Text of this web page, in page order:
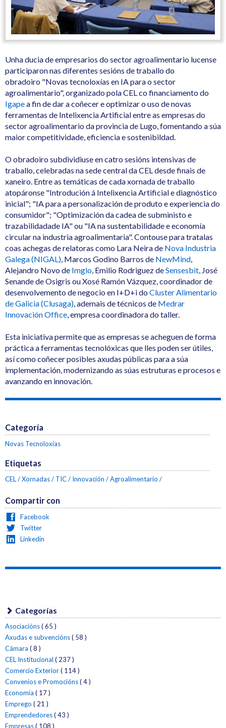
Unha ducia de empresarios do sector agroalimentario lucense
participaron nas diferentes sesións de traballo do
obradoiro "Novas tecnoloxías en IA para o sector
agroalimentario", organizado pola CEL co financiamento do
Igapea fin de dar a coñecer e optimizar o uso de novas
ferramentas de Intelixencia Artificial entre as empresas do
sector agroalimentario da provincia de Lugo, fomentando a súa
maior competitividade, eficiencia e sostenibildad.
O obradoiro subdividiuse en catro sesións intensivas de
traballo, celebradas na sede central da CEL desde finais de
xaneiro. Entre as temáticas de cada xornada de traballo
atopáronse "Introdución á Intelixencia Artificial e diagnóstico
inicial"; "IA para a personalización de produto e experiencia do
consumidor"; "Optimización da cadea de subministo e
trazabilidadade IA" ou "IA na sustentabilidade e economía
circular na industria agroalimentaria". Contouse para tratalas
coas achegas de relatoras como Lara Neira de Nova Industria
Galega (NIGAL), Marcos Godino Barros de NewMind,
Alejandro Novo de Imglo, Emilio Rodriguez deSensesbit, José
Senande de Osigris ou Xosé Ramón Vázquez, coordinador de
desenvolvemento de negocio en I+D+i do Cluster Alimentario
de Galicia (Clusaga), ademais de técnicos de Medrar
Innovación Office, empresa coordinadora do taller.
Esta iniciativa permite que as empresas se acheguen de forma
práctica a ferramentas tecnolóxicas que lles poden ser útiles,
así como coñecer posibles axudas públicas para a súa
implementación, modernizando as súas estruturas e procesos e
avanzando en innovación.
Categoría
Novas Tecnoloxías
Etiquetas
CEL Xornadas TIC Innovación Agroalimentario
Compartir con
Facebook
Twitter
Linkedin
Categorías
Asociacións( 65 )
Axudas e subvencións( 58 )
Cámara ( 8 )
CEL Institucional ( 237 )
Comercio Exterior( 114 )
Convenios e Promocións( 4 )
Economía ( 17 )
Emprego ( 21 )
Emprendedores( 43 )
Empresas( 108 )